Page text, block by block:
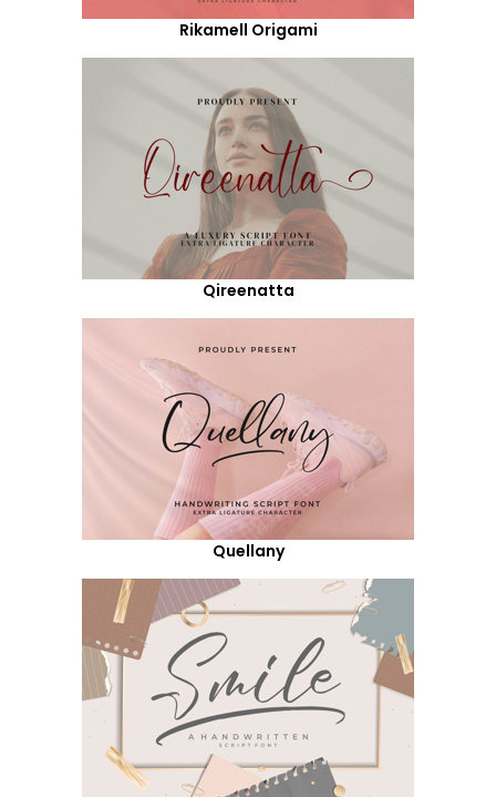
Rikamell Origami
Qireenatta
Quellany